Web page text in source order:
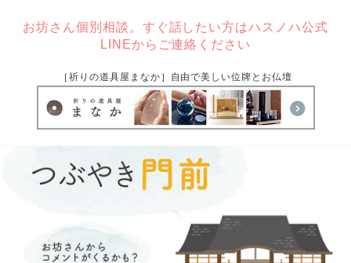
お坊さん個別相談。すぐ話したい方はハスノハ公式
LINEからご連絡ください
［祈りの道具屋まなか］自由で美しい位牌とお仏壇